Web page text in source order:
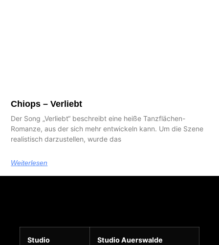
Chiops – Verliebt
Der Song „Verliebt“ beschreibt eine heiße Tanzflächen-
Romanze, aus der sich mehr entwickeln kann. Um die Szene
realistisch darzustellen, wurde das
Weiterlesen
Studio
Studio Auerswalde